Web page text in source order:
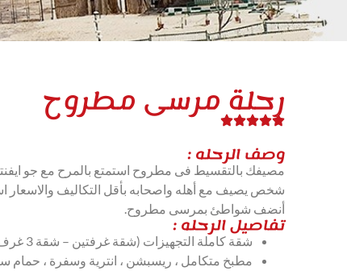
رحلة مرسى مطروح
وصف الرحله :
مصيفك بالتقسيط فى مطروح استمتع بالمرح مع جو
شخص يصيف مع أهله واصحابه بأقل التكاليف
أنضف شواطئ بمرسى مطروح.
تفاصيل الرحله :
شقة كاملة التجهيزات (شقة غرفتين – شقة 3 غرف)
مطبخ متكامل ، ريسبشن ، انترية وسفرة ، حمام